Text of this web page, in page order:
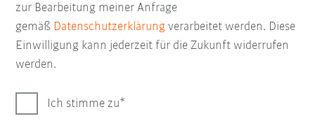
zur Bearbeitung meiner Anfrage
gemäß Datenschutzerklärung verarbeitet werden. Diese
Einwilligung kann jederzeit für die Zukunft widerrufen
werden.
Ich stimme zu